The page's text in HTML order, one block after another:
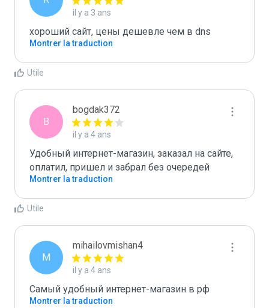
il y a 3 ans
хороший сайт, цены дешевле чем в dns
Montrer la traduction
Utile
B
bogdak372
il y a 4 ans
Удобный интернет-магазин, заказал на сайте,
оплатил, пришел и забрал без очередей
Montrer la traduction
Utile
M
mihailovmishan4
il y a 4 ans
Самый удобный интернет-магазин в рф
Montrer la traduction